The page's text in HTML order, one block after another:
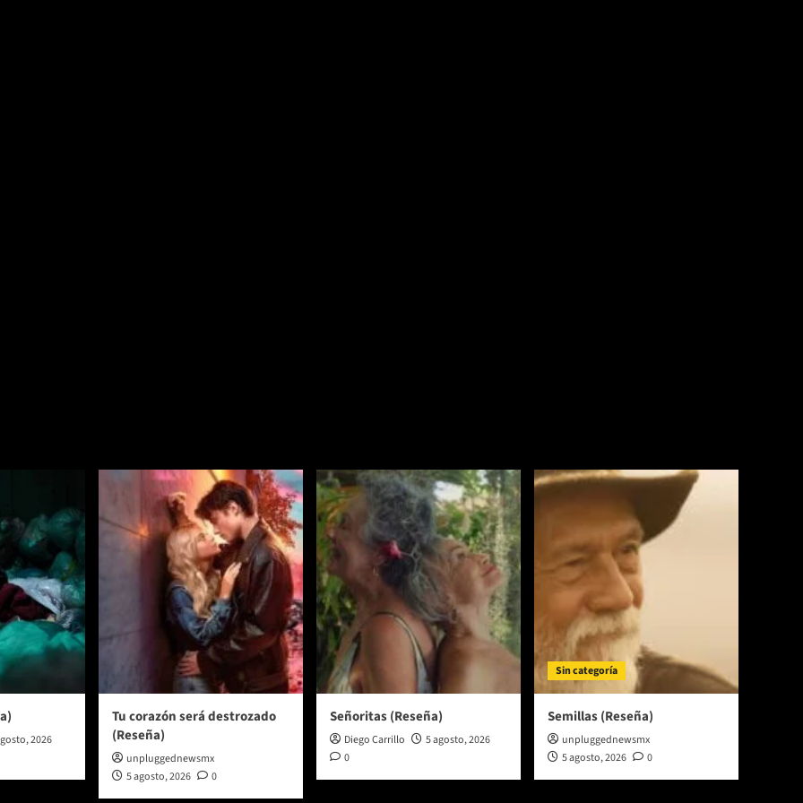
2026
Tu corazón será destrozado
(Reseña)
unpluggednewsmx
5 agosto, 2026
0
Señoritas (Reseña)
Diego Carrillo
5 agosto, 2026
0
Sin categoría
Semillas (Reseña)
unpluggednewsmx
5 agosto, 2026
0